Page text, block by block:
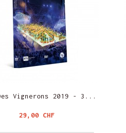
Vignerons 2019 - 3...
Prix
29,00 CHF